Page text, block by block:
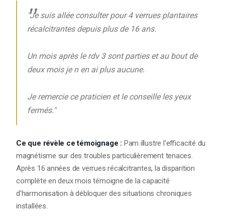
"Je suis allée consulter pour 4 verrues plantaires
récalcitrantes depuis plus de 16 ans.
Un mois après le rdv 3 sont parties et au bout de
deux mois je n en ai plus aucune.
Je remercie ce praticien et le conseille les yeux
fermés."
Ce que révèle ce témoignage : Pam illustre l'efficacité du
magnétisme sur des troubles particulièrement tenaces.
Après 16 années de verrues récalcitrantes, la disparition
complète en deux mois témoigne de la capacité
d'harmonisation à débloquer des situations chroniques
installées.